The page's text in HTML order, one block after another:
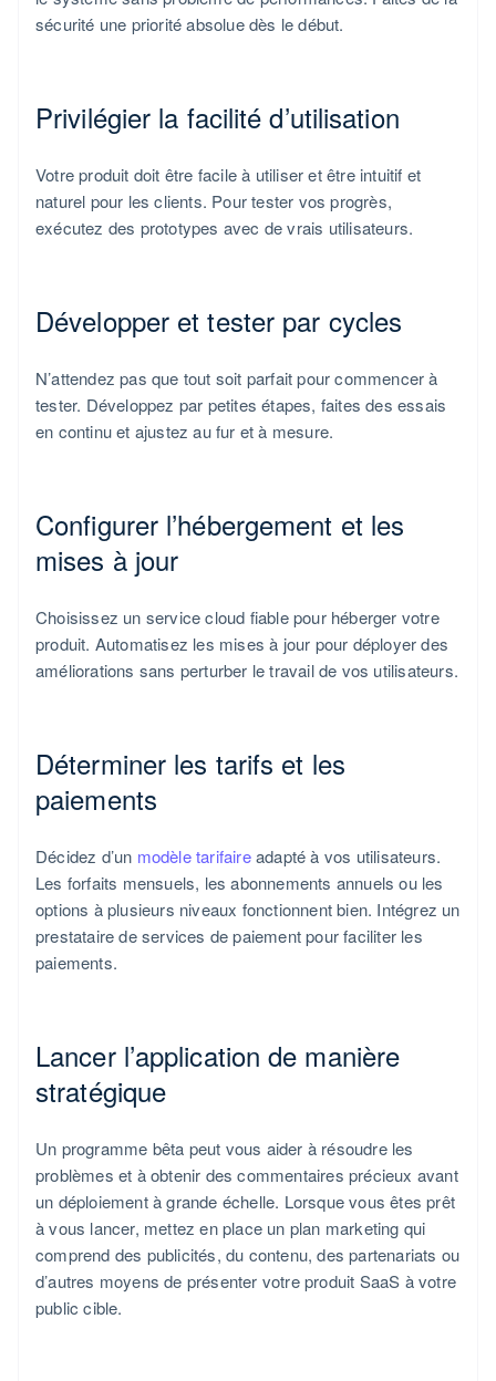
sécurité une priorité absolue dès le début.
Privilégier la facilité d’utilisation
Votre produit doit être facile à utiliser et être intuitif et
naturel pour les clients. Pour tester vos progrès,
exécutez des prototypes avec de vrais utilisateurs.
Développer et tester par cycles
N’attendez pas que tout soit parfait pour commencer à
tester. Développez par petites étapes, faites des essais
en continu et ajustez au fur et à mesure.
Configurer l’hébergement et les
mises à jour
Choisissez un service cloud fiable pour héberger votre
produit. Automatisez les mises à jour pour déployer des
améliorations sans perturber le travail de vos utilisateurs.
Déterminer les tarifs et les
paiements
Décidez d’un modèle tarifaireadapté à vos utilisateurs.
Les forfaits mensuels, les abonnements annuels ou les
options à plusieurs niveaux fonctionnent bien. Intégrez un
prestataire de services de paiement pour faciliter les
paiements.
Lancer l’application de manière
stratégique
Un programme bêta peut vous aider à résoudre les
problèmes et à obtenir des commentaires précieux avant
un déploiement à grande échelle. Lorsque vous êtes prêt
à vous lancer, mettez en place un plan marketing qui
comprend des publicités, du contenu, des partenariats ou
d’autres moyens de présenter votre produit SaaS à votre
public cible.